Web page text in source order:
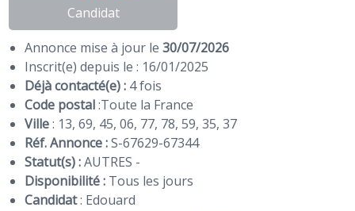
Candidat
Annonce mise à jour le30/07/2026
Inscrit(e) depuis le : 16/01/2025
Déjà contacté(e) : 4 fois
Code postal:Toute la France
Ville: 13, 69, 45, 06, 77, 78, 59, 35, 37
Réf. Annonce :S-67629-67344
Statut(s) :AUTRES -
Disponibilité : Tous les jours
Candidat: Edouard